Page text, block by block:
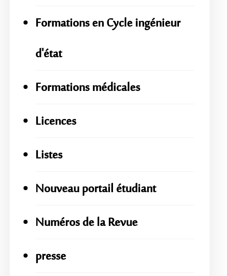
Formations en Cycle ingénieur
d'état
Formations médicales
Licences
Listes
Nouveau portail étudiant
Numéros de la Revue
presse